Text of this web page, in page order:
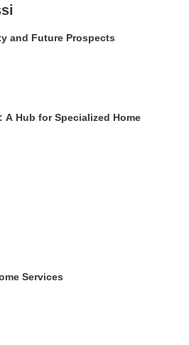
and Future Prospects
Hub for Specialized Home
Services